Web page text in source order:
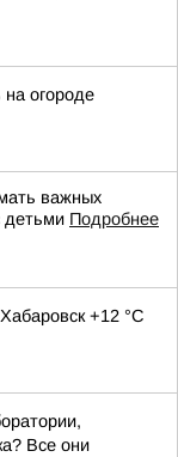
на огороде
важных
детьми Подробнее
+12 °C
Все они